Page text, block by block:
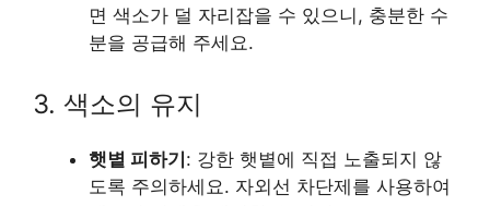
면 색소가 덜 자리잡을 수 있으니, 충분한 수
분을 공급해 주세요.
3. 색소의 유지
햇볕 피하기: 강한 햇볕에 직접 노출되지 않
도록 주의하세요. 자외선 차단제를 사용하여